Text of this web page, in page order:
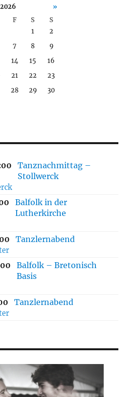
»
F S
S
1
2
7 8
9
14 15
16
21 22
23
28 29
30
Tanznachmittag –
Stollwerck
Balfolk in der
Lutherkirche
Tanzlernabend
Balfolk – Bretonisch
Basis
Tanzlernabend